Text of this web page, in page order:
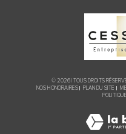
© 2026 | TOUS DROITS
NOS HONORAIRES
PLAN DU SITE